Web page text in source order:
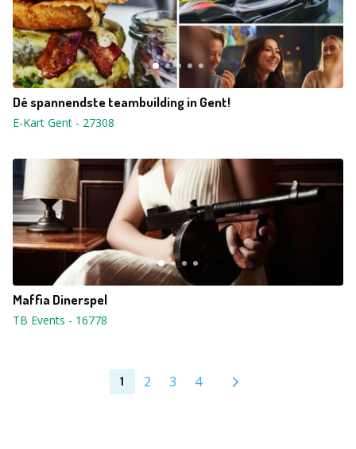
Dé spannendste teambuilding in Gent!
E-Kart Gent - 27308
Maffia Dinerspel
TB Events - 16778
1 2 3 4